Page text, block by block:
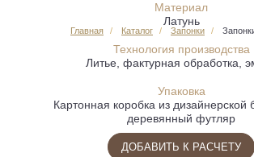
Главная Каталог Запонки
Материал
Латунь
Технология производства
Литье, фактурная обработка,
Упаковка
Картонная коробка из дизайнерской
деревянный футляр
ДОБАВИТЬ К РАСЧЕТУ